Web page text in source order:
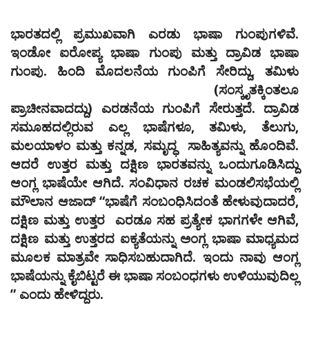
ಭಾರತದಲ್ಲಿ ಪ್ರಮುಖವಾಗಿ ಎರಡು ಭಾಷಾ ಗುಂಪುಗಳಿವೆ.
ಇಂಡೋ ಐರೋಪ್ಯ ಭಾಷಾ ಗುಂಪು ಮತ್ತು ದ್ರಾವಿಡ ಭಾಷಾ
ಗುಂಪು. ಹಿಂದಿ ಮೊದಲನೆಯ ಗುಂಪಿಗೆ ಸೇರಿದ್ದು, ತಮಿಳು
(ಸಂಸ್ಕೃತಕ್ಕಿಂತಲೂ
ಪ್ರಾಚೀನವಾದದ್ದು) ಎರಡನೆಯ ಗುಂಪಿಗೆ ಸೇರುತ್ತದೆ. ದ್ರಾವಿಡ
ಸಮೂಹದಲ್ಲಿರುವ ಎಲ್ಲ ಭಾಷೆಗಳೂ, ತಮಿಳು, ತೆಲುಗು,
ಮಲಯಾಳಂ ಮತ್ತು ಕನ್ನಡ, ಸಮೃದ್ಧ ಸಾಹಿತ್ಯವನ್ನು ಹೊಂದಿವೆ.
ಆದರೆ ಉತ್ತರ ಮತ್ತು ದಕ್ಷಿಣ ಭಾರತವನ್ನು ಒಂದುಗೂಡಿಸಿದ್ದು
ಆಂಗ್ಲ ಭಾಷೆಯೇ ಆಗಿದೆ. ಸಂವಿಧಾನ ರಚಕ ಮಂಡಲಿಸಭೆಯಲ್ಲಿ
ಮೌಲಾನ ಆಜಾದ್‌ “ಭಾಷೆಗೆ ಸಂಬಂಧಿಸಿದಂತೆ ಹೇಳುವುದಾದರೆ,
ದಕ್ಷಿಣ ಮತ್ತು ಉತ್ತರ ಎರಡೂ ಸಹ ಪ್ರತ್ಯೇಕ ಭಾಗಗಳೇ ಆಗಿವೆ,
ದಕ್ಷಿಣ ಮತ್ತು ಉತ್ತರದ ಐಕ್ಯತೆಯನ್ನು ಅಂಗ್ಲ ಭಾಷಾ ಮಾಧ್ಯಮದ
ಮೂಲಕ ಮಾತ್ರವೇ ಸಾಧಿಸಬಹುದಾಗಿದೆ. ಇಂದು ನಾವು ಆಂಗ್ಲ
ಭಾಷೆಯನ್ನು ಕೈಬಿಟ್ಟರೆ ಈ ಭಾಷಾ ಸಂಬಂಧಗಳು ಉಳಿಯುವುದಿಲ್ಲ
” ಎಂದು ಹೇಳಿದ್ದರು.